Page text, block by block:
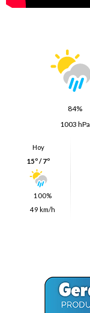
84%
1003 hPa
Hoy
15º / 7º
100%
49 km/h